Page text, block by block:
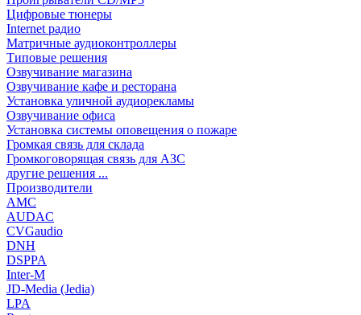
Цифровые тюнеры
Internet радио
Матричные аудиоконтроллеры
Типовые решения
Озвучивание магазина
Озвучивание кафе и ресторана
Установка уличной аудиорекламы
Озвучивание офиса
Установка системы оповещения о пожаре
Громкая связь для склада
Громкоговорящая связь для АЗС
другие решения ...
Производители
AMC
AUDAC
CVGaudio
DNH
DSPPA
Inter-M
JD-Media (Jedia)
LPA